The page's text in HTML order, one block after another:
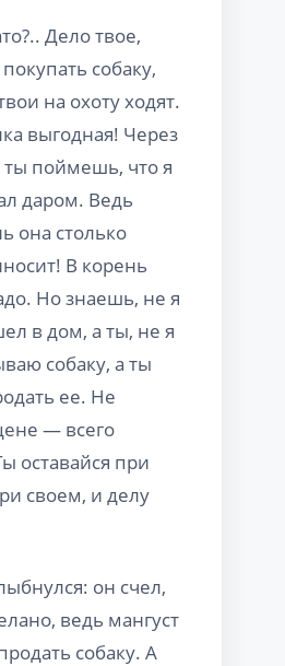
Дело твое,
собаку,
на охоту ходят.
выгодная! Через
ты поймешь, что я
даром. Ведь
она столько
В корень
Но знаешь, не я
в дом, а ты, не я
собаку, а ты
ее. Не
— всего
оставайся при
своем, и делу
он счел,
ведь мангуст
собаку. А